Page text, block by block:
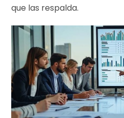
que las respalda.